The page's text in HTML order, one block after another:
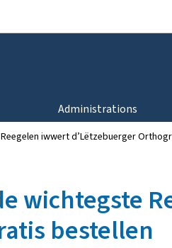
Administrations
iwwert d’Lëtzebuerger
wichtegste
bestellen